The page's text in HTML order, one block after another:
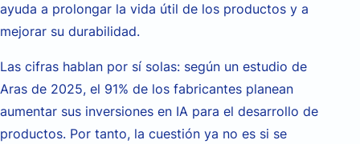
ayuda a prolongar la vida útil de los productos y a
mejorar su durabilidad.
Las cifras hablan por sí solas: según un estudio de
Aras de 2025, el 91% de los fabricantes planean
aumentar sus inversiones en IA para el desarrollo de
productos. Por tanto, la cuestión ya no es si se